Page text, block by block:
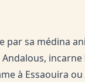
par sa médina
incarne
à Essaouira ou